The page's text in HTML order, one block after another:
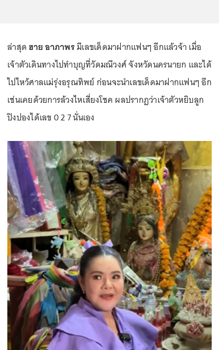
ล่าสุดฮาย อาภาพรมีเลขเด็ดมาฝากแฟนๆ อีกแล้วจ้า เมื่อ
เจ้าตัวเดินทางไปทำบุญที่วัดมณีวงศ์ จังหวัดนครนายก และได้
ไปไหว้ศาลแม่รุ่งอรุณทิพย์ ก่อนจะนำเลขเด็ดมาฝากแฟนๆ อีก
เช่นเคยด้วยการล้วงไหเสี่ยงโชค ผลปรากฏว่าเจ้าตัวหยิบลูก
ปิงปองได้เลข 0 2 7 นั่นเอง